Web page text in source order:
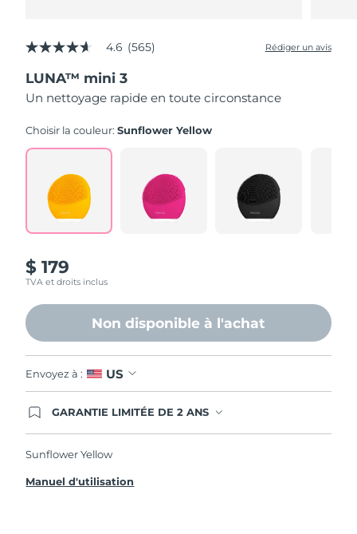
4.6
sur
5,
valeur
la
moyenne.
Reviews.
Lien
la
page.
4.6 (565) Rédiger un avis
LUNA™ mini 3
Un nettoyage rapide en toute circonstance
Choisir la couleur:Sunflower Yellow
$ 179
TVA et droits inclus
Non disponible à l'achat
Envoyez à : US
GARANTIE LIMITÉE DE 2 ANS
FOREO. Cela signifie que si vous rencontrez des
de garantie limitée, FOREO vous remplace ce
Sunflower Yellow
Manuel d'utilisation